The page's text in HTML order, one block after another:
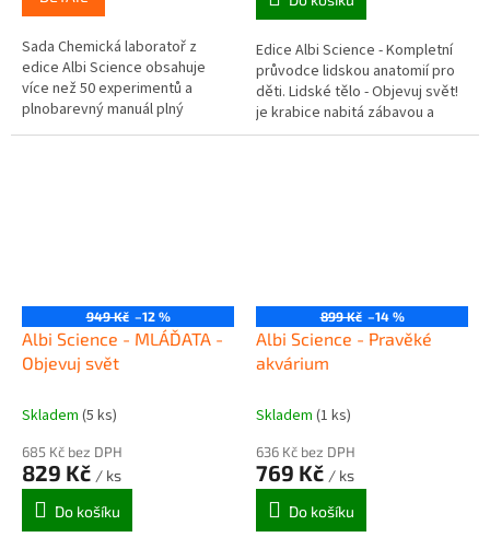
Sada Chemická laboratoř z
edice Albi Science obsahuje
více než 50 experimentů a
plnobarevný manuál plný
fascinujících faktů o
Edice Albi Science - Kompletní
průvodce lidskou anatomií pro
děti. Lidské tělo - Objevuj svět!
je krabice nabitá zábavou a
vědomostmi. Co se děje uvnitř
949 Kč –12 %
Albi Science - MLÁĎATA -
Objevuj svět
Skladem (5 ks)
685 Kč bez DPH
829 Kč / ks
Do košíku
899 Kč –14 %
Albi Science - Pravěké
akvárium
Skladem (1 ks)
636 Kč bez DPH
769 Kč / ks
Do košíku